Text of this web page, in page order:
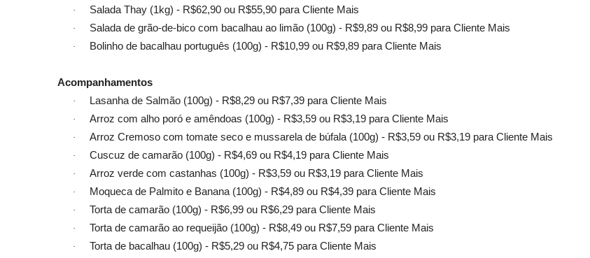
· Salada Thay (1kg) - R$62,90 ou R$55,90 para Cliente Mais
· Salada de grão-de-bico com bacalhau ao limão (100g) - R$9,89 ou R$8,99 para Cliente Mais
· Bolinho de bacalhau português (100g) - R$10,99 ou R$9,89 para Cliente Mais
Acompanhamentos
· Lasanha de Salmão (100g) - R$8,29 ou R$7,39 para Cliente Mais
· Arroz com alho poró e amêndoas (100g) - R$3,59 ou R$3,19 para Cliente Mais
· Arroz Cremoso com tomate seco e mussarela de búfala (100g) - R$3,59 ou R$3,19 para Cliente Mais
· Cuscuz de camarão (100g) - R$4,69 ou R$4,19 para Cliente Mais
· Arroz verde com castanhas (100g) - R$3,59 ou R$3,19 para Cliente Mais
· Moqueca de Palmito e Banana (100g) - R$4,89 ou R$4,39 para Cliente Mais
· Torta de camarão (100g) - R$6,99 ou R$6,29 para Cliente Mais
· Torta de camarão ao requeijão (100g) - R$8,49 ou R$7,59 para Cliente Mais
· Torta de bacalhau (100g) - R$5,29 ou R$4,75 para Cliente Mais